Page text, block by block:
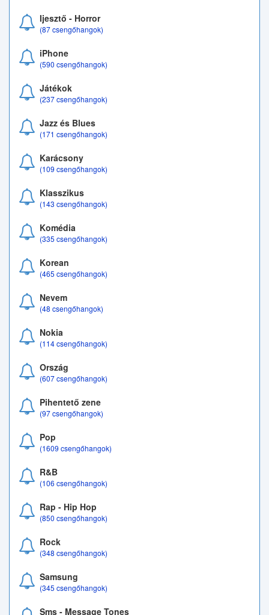
Ijesztő - Horror
(87 csengőhangok)
iPhone
(590 csengőhangok)
Játékok
(237 csengőhangok)
Jazz és Blues
(171 csengőhangok)
Karácsony
(109 csengőhangok)
Klasszikus
(143 csengőhangok)
Komédia
(335 csengőhangok)
Korean
(465 csengőhangok)
Nevem
(48 csengőhangok)
Nokia
(114 csengőhangok)
Ország
(607 csengőhangok)
Pihentető zene
(97 csengőhangok)
Pop
(1609 csengőhangok)
R&B
(106 csengőhangok)
Rap - Hip Hop
(850 csengőhangok)
Rock
(348 csengőhangok)
Samsung
(345 csengőhangok)
Sms - Message Tones